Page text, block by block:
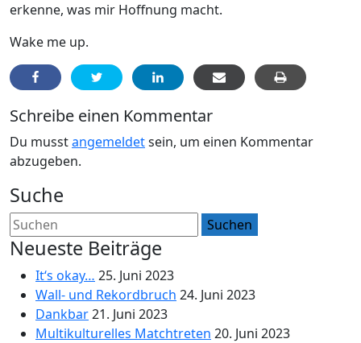
erkenne, was mir Hoffnung macht.
Wake me up.
Schreibe einen Kommentar
Du musstangemeldetsein, um einen Kommentar
abzugeben.
Suche
Neueste Beiträge
It‘s okay… 25. Juni 2023
Wall- und Rekordbruch 24. Juni 2023
Dankbar21. Juni 2023
Multikulturelles Matchtreten 20. Juni 2023